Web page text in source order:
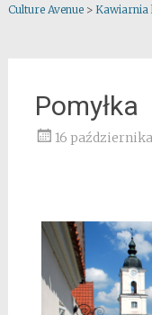
Culture Avenue> Kawiarnia
Pomyłka
16